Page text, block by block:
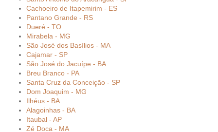
Cachoeiro de Itapemirim - ES
Pantano Grande - RS
Dueré - TO
Mirabela - MG
São José dos Basílios - MA
Cajamar - SP
São José do Jacuípe - BA
Breu Branco - PA
Santa Cruz da Conceição - SP
Dom Joaquim - MG
Ilhéus - BA
Alagoinhas - BA
Itaubal - AP
Zé Doca - MA